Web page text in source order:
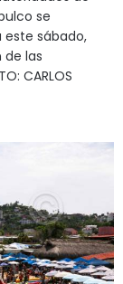
se
sábado,
las
CARLOS